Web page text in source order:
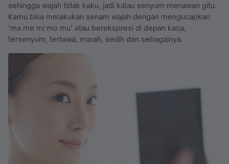
sehingga wajah tidak kaku, jadi kalau senyum menawan gitu.
Kamu bisa melakukan senam wajah dengan mengucapkan
‘ma me mi mo mu’ atau berekspresi di depan kaca,
tersenyum, tertawa, marah, sedih dan sebagainya.